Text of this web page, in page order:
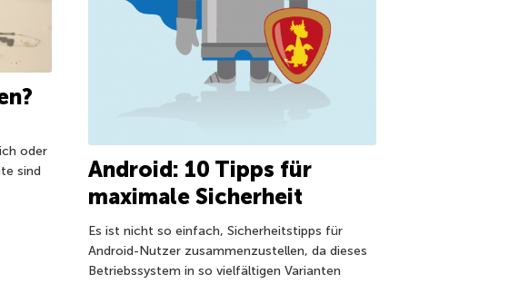
oder
sind
Android: 10 Tipps für
maximale Sicherheit
Es ist nicht so einfach, Sicherheitstipps für
Android-Nutzer zusammenzustellen, da dieses
Betriebssystem in so vielfältigen Varianten